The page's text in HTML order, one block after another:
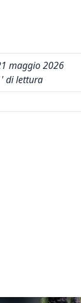
maggio 2026
' di lettura